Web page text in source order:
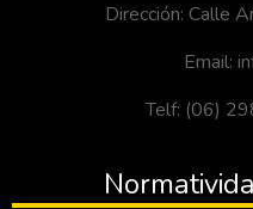
Dirección: Calle
Email:
Telf: (06)